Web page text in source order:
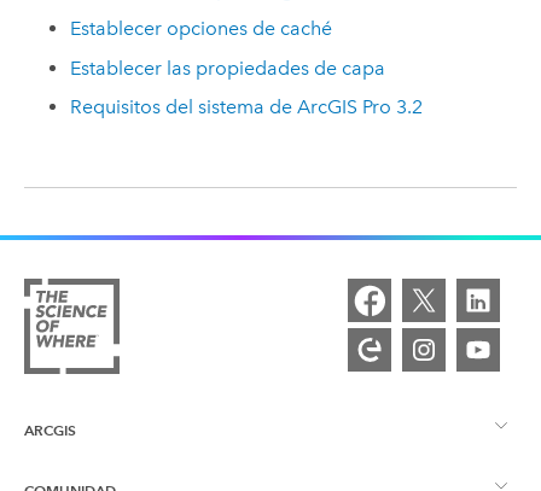
Establecer opciones de caché
Establecer las propiedades de capa
Requisitos del sistema de ArcGIS Pro 3.2
ARCGIS